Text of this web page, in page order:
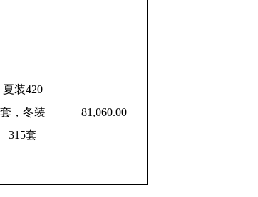
夏装420
套，冬装
315套
81,060.00